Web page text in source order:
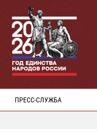
ПРЕСС-СЛУЖБА